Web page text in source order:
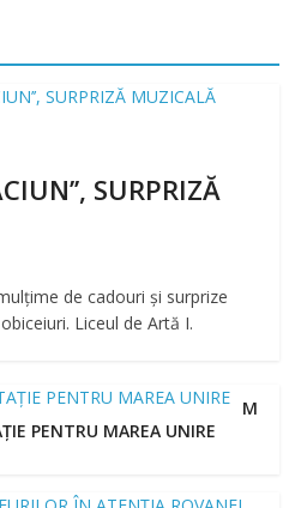
SURPRIZĂ
de cadouri și surprize
Liceul de Artă I.
M
PENTRU MAREA UNIRE